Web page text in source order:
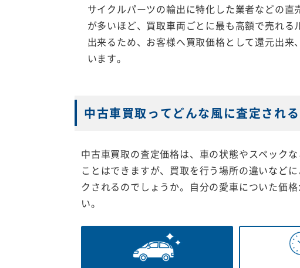
サイクルパーツの輸出に特化した業者などの
が多いほど、買取車両ごとに最も高額で売れ
出来るため、お客様へ買取価格として還元出来
います。
中古車買取ってどんな風に査定される
中古車買取の査定価格は、車の状態やスペック
ことはできますが、買取を行う場所の違いなど
クされるのでしょうか。自分の愛車についた価
い。